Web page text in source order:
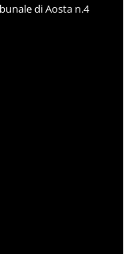
di Aosta n.4